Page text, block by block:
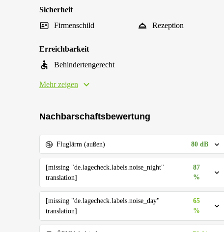
Sicherheit
Firmenschild
Rezeption
Erreichbarkeit
Behindertengerecht
Mehr zeigen
Nachbarschaftsbewertung
Fluglärm (außen) 80 dB
[missing "de.lagecheck.labels.noise_night"
translation]
87
%
[missing "de.lagecheck.labels.noise_day"
translation]
65
%